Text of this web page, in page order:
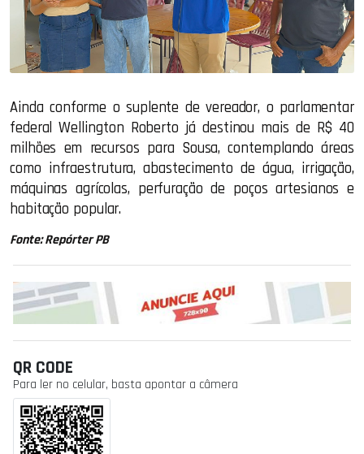
Ainda conforme o suplente de vereador, o parlamentar
federal Wellington Roberto já destinou mais de R$ 40
milhões em recursos para Sousa, contemplando áreas
como infraestrutura, abastecimento de água, irrigação,
máquinas agrícolas, perfuração de poços artesianos e
habitação popular.
Fonte: Repórter PB
QR CODE
Para ler no celular, basta apontar a câmera